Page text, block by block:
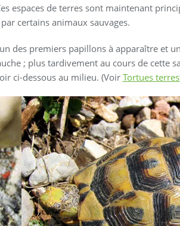
espaces de terres sont maintenant
certains animaux sauvages.
des premiers papillons à apparaître et
; plus tardivement au cours de cette
ci-dessous au milieu. (Voir Tortues